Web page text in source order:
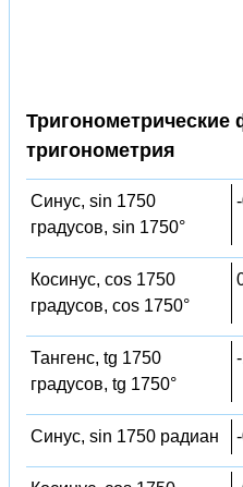
Тригонометрические
тригонометрия
Синус, sin 1750
градусов, sin 1750°
Косинус, cos 1750
градусов, cos 1750°
Тангенс, tg 1750
градусов, tg 1750°
Синус, sin 1750 радиан